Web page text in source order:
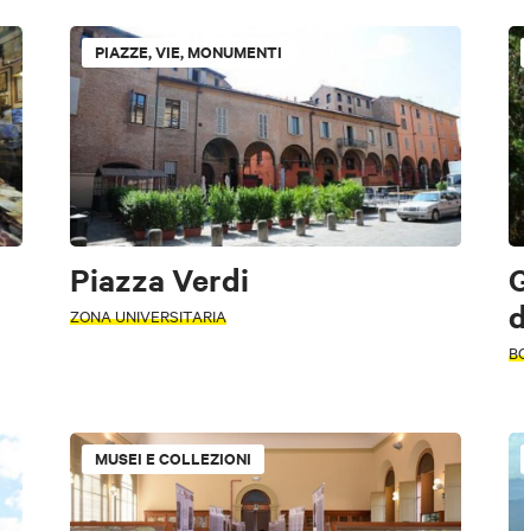
PIAZZE, VIE, MONUMENTI
Piazza Verdi
ZONA UNIVERSITARIA
MUSEI E COLLEZIONI
Gallerie d'Arte Siti archeologici Vie e cammini
Luoghi di shopping Parchi tematici Archeologia
Edifici religiosi Torri, edifici storici Borghi
Gratuito